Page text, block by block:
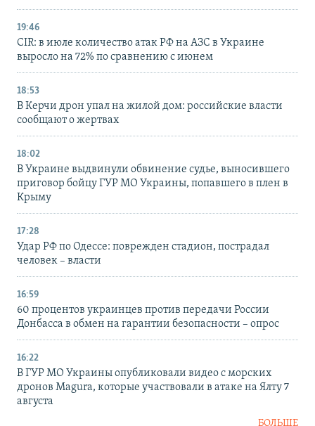
19:46
CIR: в июле количество атак РФ на АЗС в Украине
выросло на 72% по сравнению с июнем
18:53
В Керчи дрон упал на жилой дом: российские власти
сообщают о жертвах
18:02
В Украине выдвинули обвинение судье, выносившего
приговор бойцу ГУР МО Украины, попавшего в плен в
Крыму
17:28
Удар РФ по Одессе: поврежден стадион, пострадал
человек – власти
16:59
60 процентов украинцев против передачи России
Донбасса в обмен на гарантии безопасности – опрос
16:22
В ГУР МО Украины опубликовали видео с морских
дронов Magura, которые участвовали в атаке на Ялту 7
августа
БОЛЬШЕ